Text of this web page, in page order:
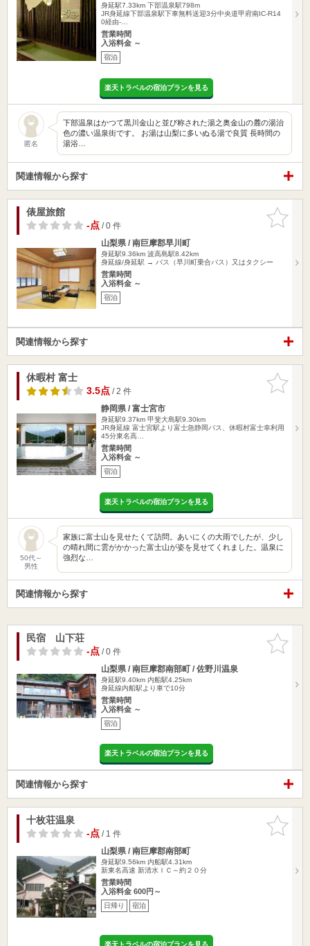
身延駅7.33km 下部温泉駅798m
JR身延線下部温泉駅下車無料送迎3分中央道甲府南IC-R14
0経由-…
営業時間
入浴料金 ～
宿泊
楽天トラベルの宿泊プランを見る
匿名
下部温泉はかつて黒川金山と並び称された湯之奥金山の麓の湯治
色の濃い温泉街です。 お湯は山梨に多いぬる湯で良質 長時間の
湯浴…
関連情報から探す
お気に入
りに追加
俵屋旅館
-点/ 0 件
山梨県 / 南巨摩郡早川町
身延駅9.36km 波高島駅8.42km
身延線/身延駅 → バス（早川町乗合バス）又はタクシー
営業時間
入浴料金 ～
宿泊
関連情報から探す
お気に入
りに追加
休暇村 富士
3.5点/ 2 件
静岡県 / 富士宮市
身延駅9.37km 甲斐大島駅9.30km
JR身延線 富士宮駅より富士急静岡バス、休暇村富士幸利用
45分東名高…
営業時間
入浴料金 ～
宿泊
楽天トラベルの宿泊プランを見る
50代～
男性
家族に富士山を見せたくて訪問。あいにくの大雨でしたが、少し
の晴れ間に雲がかかった富士山が姿を見せてくれました。温泉に
強烈な…
関連情報から探す
お気に入
りに追加
民宿 山下荘
-点/ 0 件
山梨県 / 南巨摩郡南部町 / 佐野川温泉
身延駅9.40km 内船駅4.25km
身延線内船駅より車で10分
営業時間
入浴料金 ～
宿泊
楽天トラベルの宿泊プランを見る
関連情報から探す
お気に入
りに追加
十枚荘温泉
-点/ 1 件
山梨県 / 南巨摩郡南部町
身延駅9.56km 内船駅4.31km
新東名高速 新清水ＩＣ～約２０分
営業時間
入浴料金 600円～
日帰り 宿泊
楽天トラベルの宿泊プランを見る